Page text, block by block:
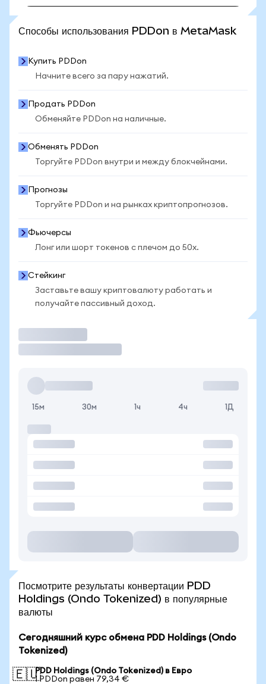
Способы использования PDDon в MetaMask
Купить PDDon
Начните всего за пару нажатий.
Продать PDDon
Обменяйте PDDon на наличные.
Обменять PDDon
Торгуйте PDDon внутри и между блокчейнами.
Прогнозы
Торгуйте PDDon и на рынках криптопрогнозов.
Фьючерсы
Лонг или шорт токенов с плечом до 50x.
Стейкинг
Заставьте вашу криптовалюту работать и
получайте пассивный доход.
15м 30м 1ч 4ч 1Д
Посмотрите результаты конвертации PDD
Holdings (Ondo Tokenized) в популярные
валюты
Сегодняшний курс обмена PDD Holdings (Ondo
Tokenized)
🇪🇺PDD Holdings (Ondo Tokenized) в Евро
1 PDDon равен 79,34 €